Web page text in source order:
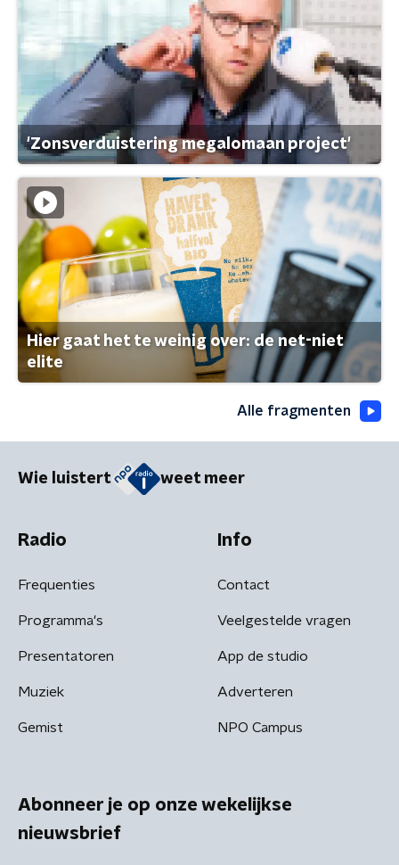
'Zonsverduistering megalomaan project'
Hier gaat het te weinig over: de net-niet
elite
Alle fragmenten
Wie luistert weet meer
Radio
Frequenties
Programma's
Presentatoren
Muziek
Gemist
Info
Contact
Veelgestelde vragen
App de studio
Adverteren
NPO Campus
Abonneer je op onze wekelijkse
nieuwsbrief